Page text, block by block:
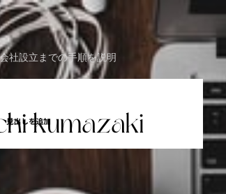
社設立までの手順を説明